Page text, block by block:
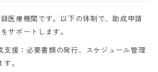
医療機関です。以下の体制で、助成申請
サポートします。
支援：必要書類の発行、スケジュール管理
。